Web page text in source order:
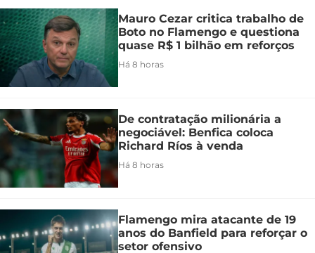
Mauro Cezar critica trabalho de
Boto no Flamengo e questiona
quase R$ 1 bilhão em reforços
Há 8 horas
De contratação milionária a
negociável: Benfica coloca
Richard Ríos à venda
Há 8 horas
Flamengo mira atacante de 19
anos do Banfield para reforçar o
setor ofensivo